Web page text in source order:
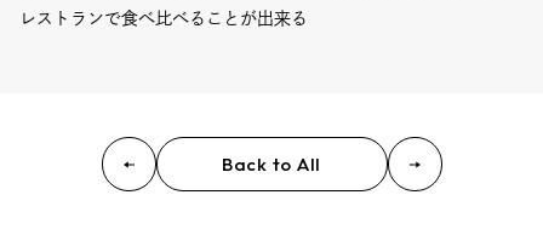
レストランで食べ比べることが出来る
Back to All